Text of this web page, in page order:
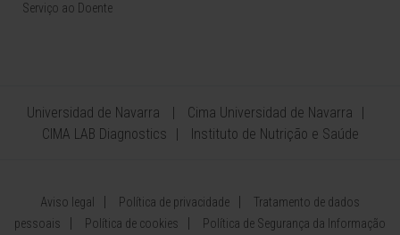
Serviço ao Doente
Universidad de Navarra
Cima Universidad de Navarra
CIMA LAB Diagnostics
Instituto de Nutrição e Saúde
Aviso legal Política de privacidade
Tratamento de dados
pessoais
Política de cookies Política de Segurança da Informação